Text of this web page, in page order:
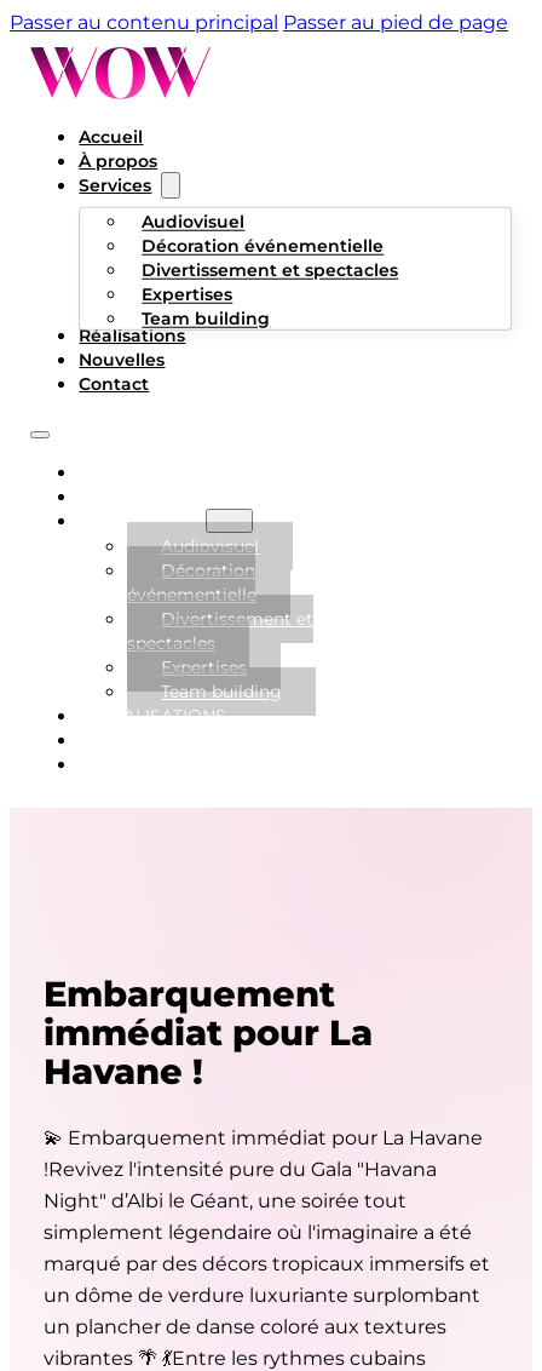
Passer au contenu principal Passer au pied de page
Accueil
À propos
Services
Audiovisuel
Décoration événementielle
Divertissement et spectacles
Expertises
Team building
Réalisations
Nouvelles
Contact
SERVICES
Audiovisuel
Décoration
événementielle
Divertissement et
spectacles
Expertises
Team building
RÉALISATIONS
Embarquement
immédiat pour La
Havane !
💫 Embarquement immédiat pour La Havane
!Revivez l'intensité pure du Gala "Havana
Night" d’Albi le Géant, une soirée tout
simplement légendaire où l'imaginaire a été
marqué par des décors tropicaux immersifs et
un dôme de verdure luxuriante surplombant
un plancher de danse coloré aux textures
vibrantes 🌴 💃Entre les rythmes cubains